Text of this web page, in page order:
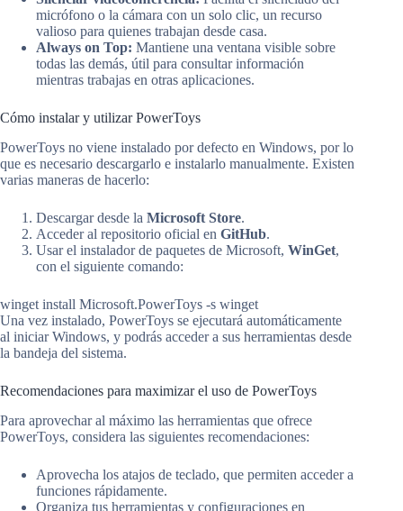
micrófono o la cámara con un solo clic, un recurso
valioso para quienes trabajan desde casa.
Always on Top: Mantiene una ventana visible sobre
todas las demás, útil para consultar información
mientras trabajas en otras aplicaciones.
Cómo instalar y utilizar PowerToys
PowerToys no viene instalado por defecto en Windows, por lo
que es necesario descargarlo e instalarlo manualmente. Existen
varias maneras de hacerlo:
Descargar desde la Microsoft Store.
Acceder al repositorio oficial en GitHub.
Usar el instalador de paquetes de Microsoft, WinGet,
con el siguiente comando:
winget install Microsoft.PowerToys -s winget
Una vez instalado, PowerToys se ejecutará automáticamente
al iniciar Windows, y podrás acceder a sus herramientas desde
la bandeja del sistema.
Recomendaciones para maximizar el uso de PowerToys
Para aprovechar al máximo las herramientas que ofrece
PowerToys, considera las siguientes recomendaciones:
Aprovecha los atajos de teclado, que permiten acceder a
funciones rápidamente.
Organiza tus herramientas y configuraciones en